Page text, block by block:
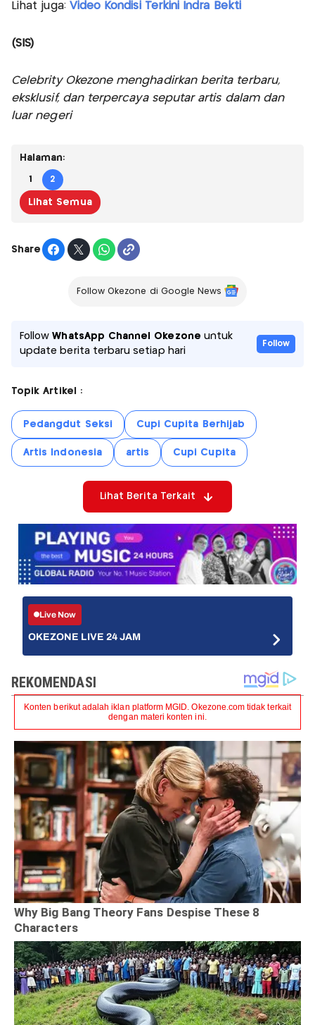
Lihat juga: Video Kondisi Terkini Indra Bekti
(SIS)
Celebrity Okezone menghadirkan berita terbaru,
eksklusif, dan terpercaya seputar artis dalam dan
luar negeri
Halaman:
1 2
Lihat Semua
Share
Follow Okezone di Google News
FollowWhatsApp Channel Okezone untuk
update berita terbaru setiap hari
Follow
Topik Artikel :
Pedangdut Seksi Cupi Cupita Berhijab
Artis Indonesia artis Cupi Cupita
Lihat Berita Terkait
Live Now
OKEZONE LIVE 24 JAM